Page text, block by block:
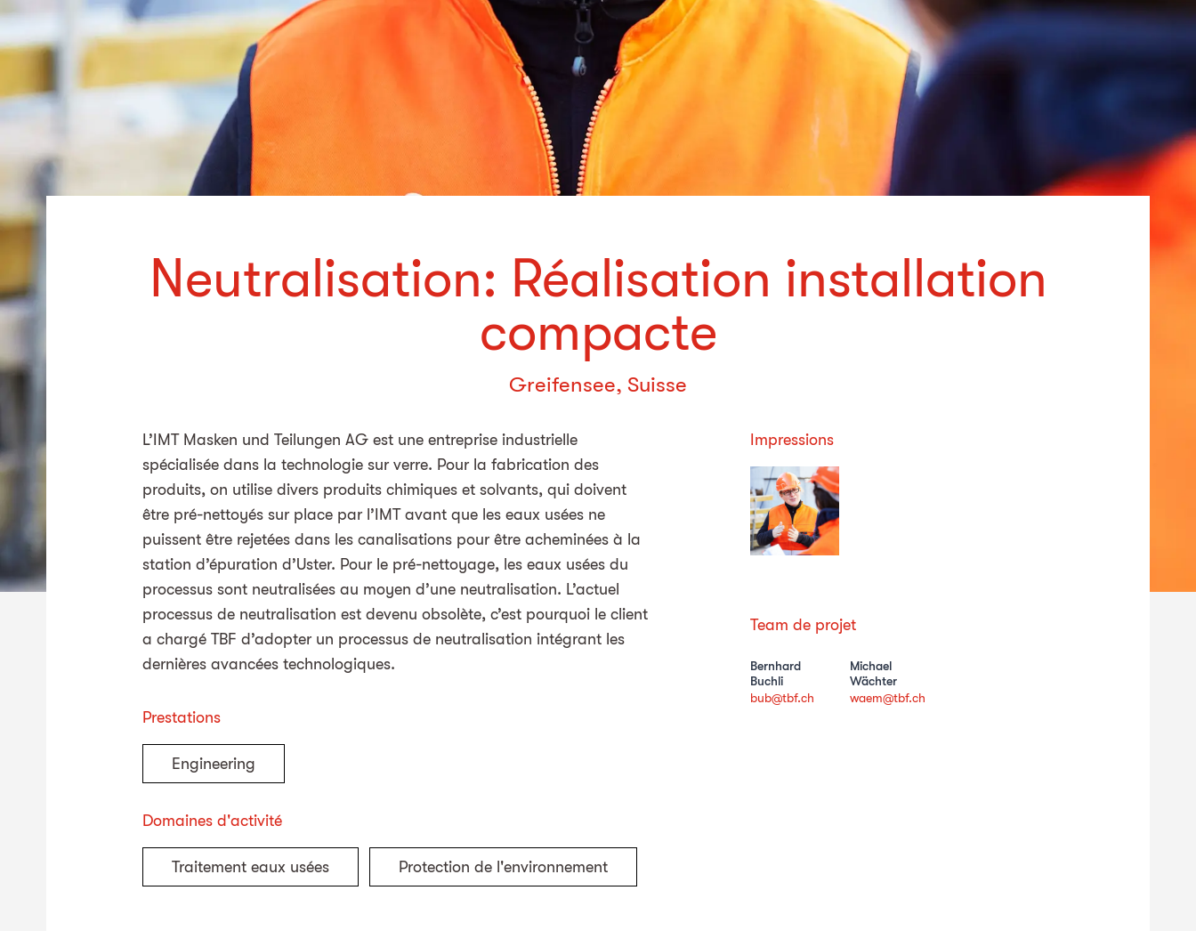
Neutralisation: Réalisation installation
compacte
Greifensee, Suisse
L’IMT Masken und Teilungen AG est une entreprise industrielle
spécialisée dans la technologie sur verre. Pour la fabrication des
produits, on utilise divers produits chimiques et solvants, qui doivent
être pré-nettoyés sur place par l’IMT avant que les eaux usées ne
puissent être rejetées dans les canalisations pour être acheminées à la
station d’épuration d’Uster. Pour le pré-nettoyage, les eaux usées du
processus sont neutralisées au moyen d’une neutralisation. L’actuel
processus de neutralisation est devenu obsolète, c’est pourquoi le client
a chargé TBF d’adopter un processus de neutralisation intégrant les
dernières avancées technologiques.
Prestations
Engineering
Domaines d'activité
Traitement eaux usées Protection de l'environnement
Impressions
Team de projet
Bernhard
Buchli
bub@tbf.ch
Michael
Wächter
waem@tbf.ch